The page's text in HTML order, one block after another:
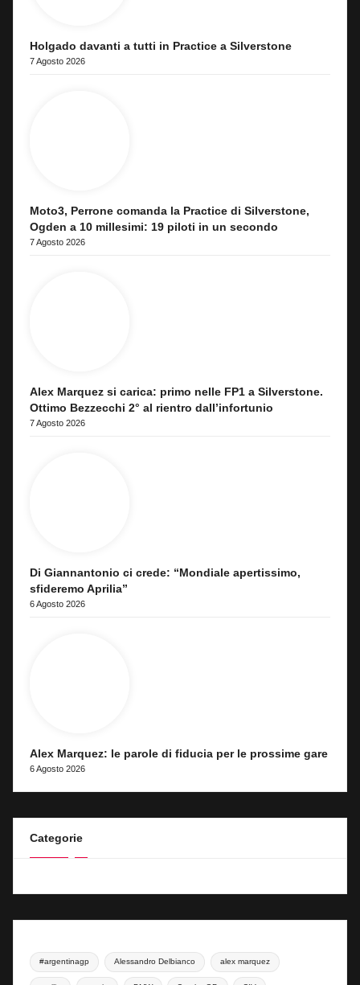
Holgado davanti a tutti in Practice a Silverstone
7 Agosto 2026
Moto3, Perrone comanda la Practice di Silverstone,
Ogden a 10 millesimi: 19 piloti in un secondo
7 Agosto 2026
Alex Marquez si carica: primo nelle FP1 a Silverstone.
Ottimo Bezzecchi 2° al rientro dall’infortunio
7 Agosto 2026
Di Giannantonio ci crede: “Mondiale apertissimo,
sfideremo Aprilia”
6 Agosto 2026
Alex Marquez: le parole di fiducia per le prossime gare
6 Agosto 2026
Categorie
#argentinagp Alessandro Delbianco alex marquez